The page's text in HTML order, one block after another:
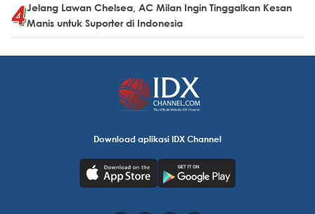
Jelang Lawan Chelsea, AC Milan Ingin Tinggalkan Kesan
Manis untuk Suporter di Indonesia
Download aplikasi IDX Channel